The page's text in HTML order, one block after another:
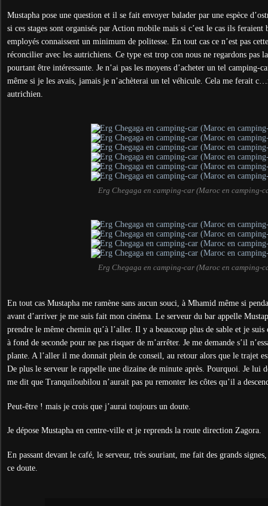
Mustapha pose une question et il se fait envoyer balader par une espèce
si ces stages sont organisés par Action mobile mais si c’est le cas ils feraient
employés connaissent un minimum de politesse. En tout cas ce n’est pas
réconcilier avec les autrichiens. Ce type est trop con nous ne regardons pas
pourtant être intéressante. Je n’ai pas les moyens d’acheter un tel camping-
même si je les avais, jamais je n’achèterai un tel véhicule. Cela me ferait
autrichien.
Erg Chegaga en camping-car (Maroc en camping-
Erg Chegaga en camping-car (Maroc en camping-
En tout cas Mustapha me ramène sans aucun souci, à Mhamid même si
avant d’arriver je me suis fait mon cinéma. Le serveur du bar appelle
prendre le même chemin qu’à l’aller. Il y a beaucoup plus de sable et je
à fond de seconde pour ne pas risquer de m’arrêter. Je me demande s’il
plante. A l’aller il me donnait plein de conseil, au retour alors que le trajet
De plus le serveur le rappelle une dizaine de minute après. Pourquoi. Je lui
me dit que Tranquiloubilou n’aurait pas pu remonter les côtes qu’il a
Peut-être ! mais je crois que j’aurai toujours un doute.
Je dépose Mustapha en centre-ville et je reprends la route direction Zagora.
En passant devant le café, le serveur, très souriant, me fait des grands
ce doute.